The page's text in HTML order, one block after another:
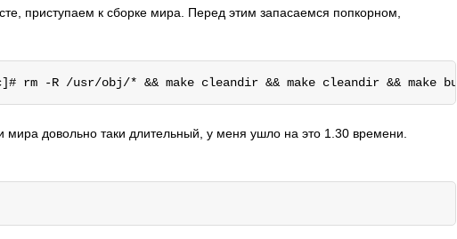
приступаем к сборке мира. Перед этим запасаемся попкорном,
мира довольно таки длительный, у меня ушло на это 1.30 времени.